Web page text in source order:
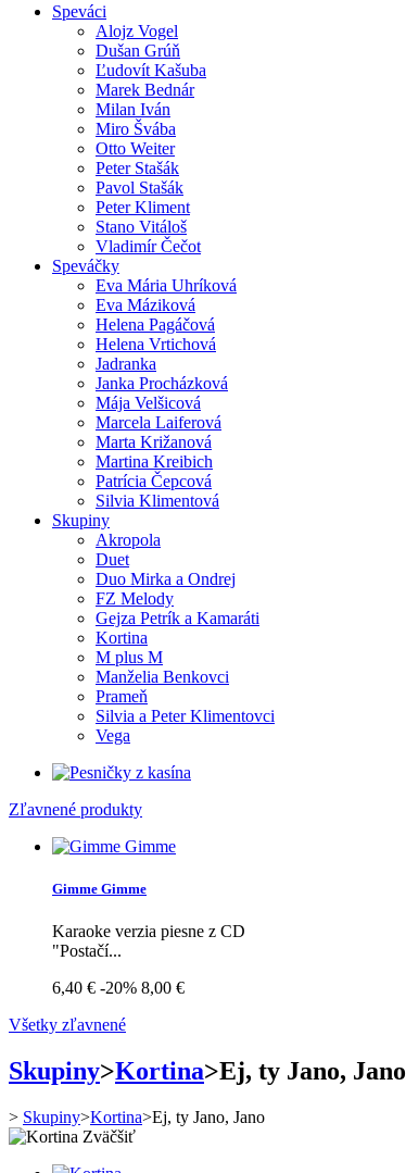
Speváci
Alojz Vogel
Dušan Grúň
Ľudovít Kašuba
Marek Bednár
Milan Iván
Miro Švába
Otto Weiter
Peter Stašák
Pavol Stašák
Peter Kliment
Stano Vitáloš
Vladimír Čečot
Speváčky
Eva Mária Uhríková
Eva Máziková
Helena Pagáčová
Helena Vrtichová
Jadranka
Janka Procházková
Mája Velšicová
Marcela Laiferová
Marta Križanová
Martina Kreibich
Patrícia Čepcová
Silvia Klimentová
Skupiny
Akropola
Duet
Duo Mirka a Ondrej
FZ Melody
Gejza Petrík a Kamaráti
Kortina
M plus M
Manželia Benkovci
Prameň
Silvia a Peter Klimentovci
Vega
Zľavnené produkty
Gimme Gimme
Karaoke verzia piesne z CD
"Postačí...
6,40 € -20% 8,00 €
Všetky zľavnené
Skupiny>Kortina>Ej, ty Jano, Jano
> Skupiny>Kortina>Ej, ty Jano, Jano
Zväčšiť